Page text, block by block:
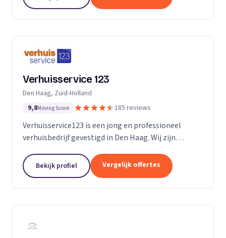
Verhuisservice 123
Den Haag, Zuid-Holland
9,8Moving Score 185 reviews
Verhuisservice123 is een jong en professioneel
verhuisbedrijf gevestigd in Den Haag. Wij zijn
bieden een complete en zorgeloze verhuisservice.
Met een ervaren team werken wij efficiënt,
zorgvuldig en tegen transparante uurtarieven.
Bekijk profiel Vergelijk offertes